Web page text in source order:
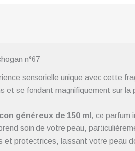
n°67
sensorielle unique avec cette
et se fondant magnifiquement sur la
généreux de 150 ml , ce parfum
soin de votre peau,
et protectrices, laissant votre peau